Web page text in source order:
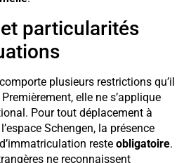
particularités
plusieurs restrictions qu’il
elle ne s’applique
Pour tout déplacement à
Schengen, la présence
reste obligatoire.
ne reconnaissent